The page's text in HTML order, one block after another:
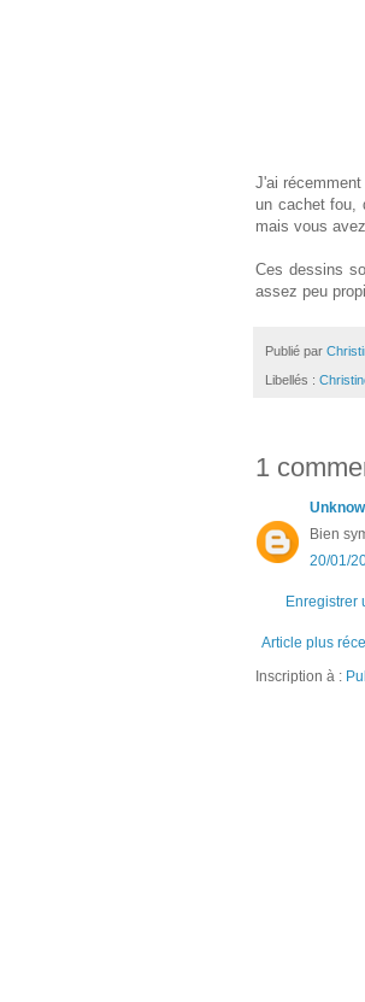
J'ai
un cachet fou,
mais vous
Ces dessins
assez peu
Publié par
Libellés :
1
Bien
20/01/
Enregistrer
Article plus
Inscription à :